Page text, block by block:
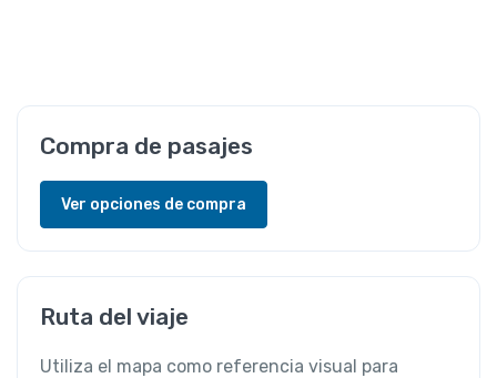
Compra de pasajes
Ver opciones de compra
Ruta del viaje
Utiliza el mapa como referencia visual para